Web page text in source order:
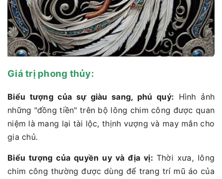
Giá trị phong thủy:
Biểu tượng của sự giàu sang, phú quý: Hình ảnh
những "đồng tiền" trên bộ lông chim công được quan
niệm là mang lại tài lộc, thịnh vượng và may mắn cho
gia chủ.
Biểu tượng của quyền uy và địa vị: Thời xưa, lông
chim công thường được dùng để trang trí mũ áo của